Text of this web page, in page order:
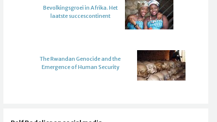
Bevolkingsgroei in Afrika. Het
laatste succescontinent
The Rwandan Genocide and the
Emergence of Human Security